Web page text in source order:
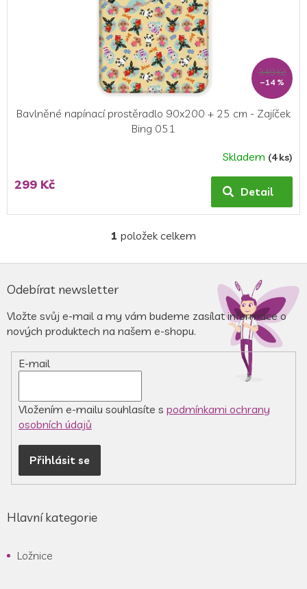
349 Kč
–14 %
Bavlněné napínací prostěradlo 90x200 + 25 cm - Zajíček
Bing 051
Skladem (4 ks)
299 Kč Detail
O
l
c
í
v
1 položek celkem
á
a
Odebírat newsletter
Vložte svůj e-mail a my vám budeme zasílat informace o
nových produktech na našem e-shopu.
E-mail
Vložením e-mailu souhlasíte s podmínkami ochrany
osobních údajů
Přihlásit se
Hlavní kategorie
Ložnice